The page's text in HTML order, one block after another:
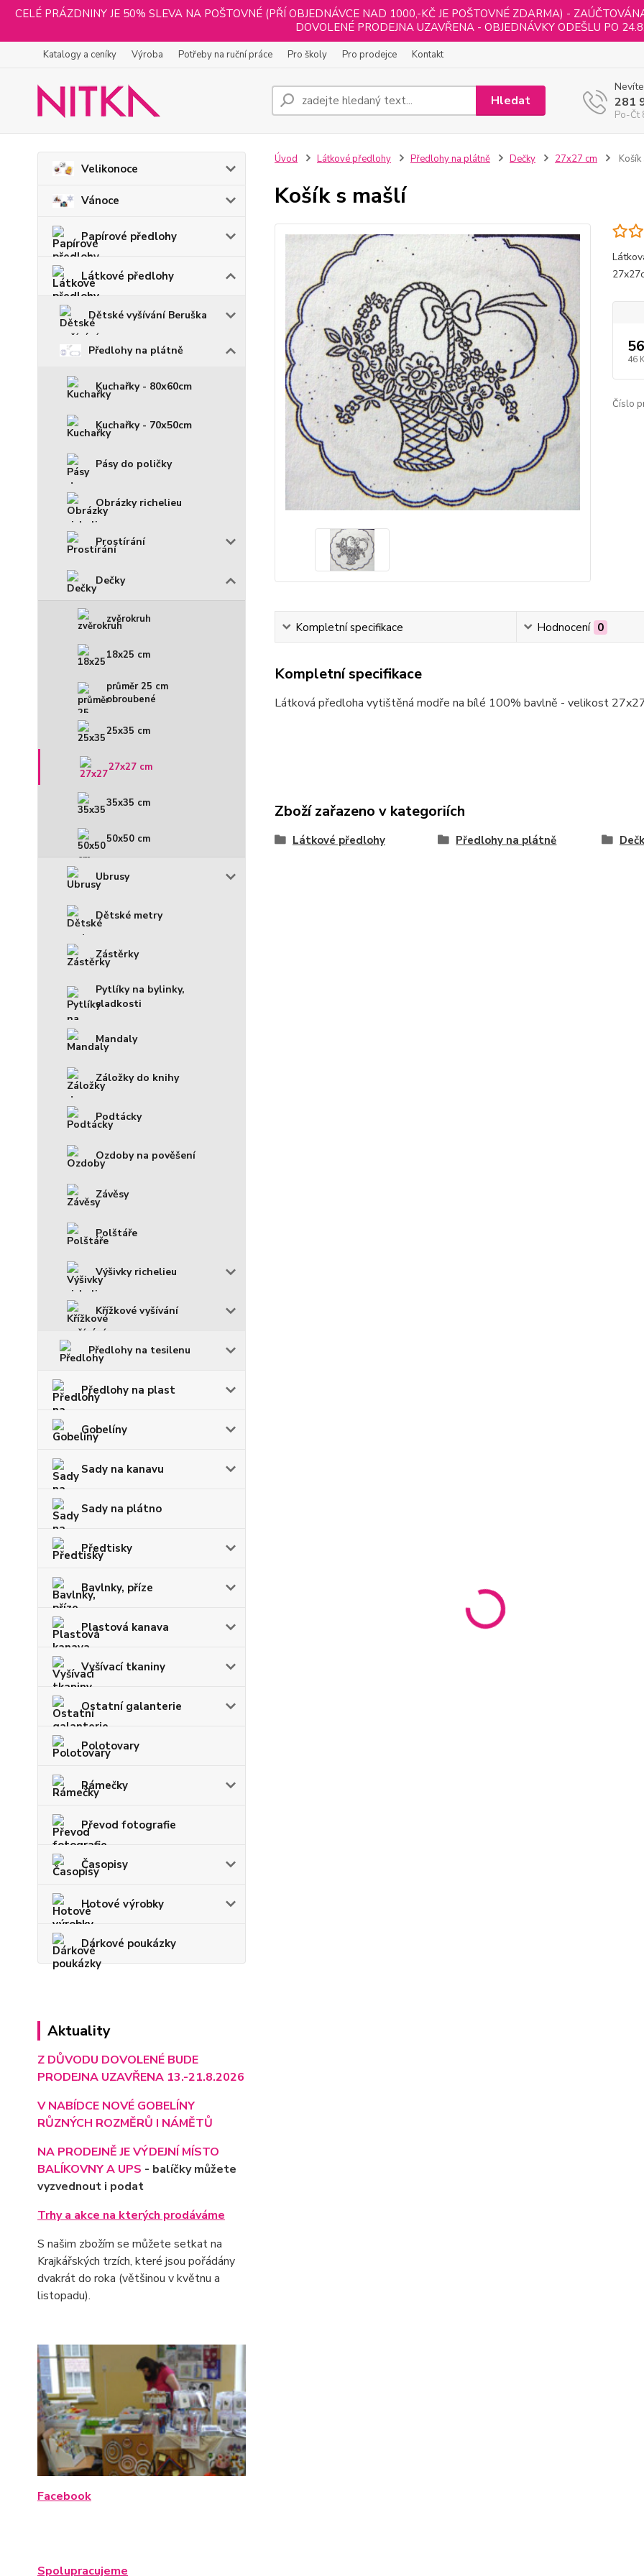
CELÉ PRÁZDNINY JE 50% SLEVA NA POŠTOVNÉ (PŘÍ OBJEDNÁVCE NAD 1000,-KČ JE POŠTOVNÉ ZDARMA) -
DOVOLENÉ PRODEJNA UZAVŘENA - OBJEDNÁVKY ODEŠLU PO
Katalogy a ceníky Výroba Potřeby na ruční práce Pro školy Pro prodejce Kontakt
Hledat 281
Po-Čt
Velikonoce
Vánoce
Papírové předlohy
Látkové předlohy
Dětské vyšívání Beruška
Předlohy na plátně
Kuchařky - 80x60cm
Kuchařky - 70x50cm
Pásy do poličky
Obrázky richelieu
Prostírání
Dečky
zvěrokruh
18x25 cm
průměr 25 cm
obroubené
25x35 cm
27x27 cm
35x35 cm
50x50 cm
Ubrusy
Dětské metry
Zástěrky
Pytlíky na bylinky,
sladkosti
Mandaly
Záložky do knihy
Podtácky
Ozdoby na pověšení
Závěsy
Polštáře
Výšivky richelieu
Křížkové vyšívání
Předlohy na tesilenu
Předlohy na plast
Gobelíny
Sady na kanavu
Sady na plátno
Předtisky
Bavlnky, příze
Plastová kanava
Vyšívací tkaniny
Ostatní galanterie
Polotovary
Rámečky
Převod fotografie
Časopisy
Hotové výrobky
Dárkové poukázky
Aktuality
Z DŮVODU DOVOLENÉ BUDE
PRODEJNA UZAVŘENA 13.-21.8.2026
V NABÍDCE NOVÉ GOBELÍNY
RŮZNÝCH ROZMĚRŮ I NÁMĚTŮ
NA PRODEJNĚ JE VÝDEJNÍ MÍSTO
BALÍKOVNY A UPS - balíčky můžete
vyzvednout i podat
Trhy a akce na kterých prodáváme
S našim zbožím se můžete setkat na
Krajkářských trzích, které jsou pořádány
dvakrát do roka (většinou v květnu a
listopadu).
Facebook
Spolupracujeme
Úvod Látkové předlohy Předlohy na plátně Dečky 27x27 cm
Košík s mašlí
46
Číslo
Kompletní specifikace Hodnocení 0
Kompletní specifikace
Látková předloha vytištěná modře na bílé 100% bavlně - velikost
Zboží zařazeno v kategoriích
Látkové předlohy Předlohy na plátně